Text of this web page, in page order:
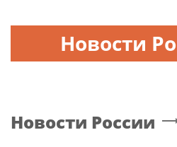
Новости
Новости России